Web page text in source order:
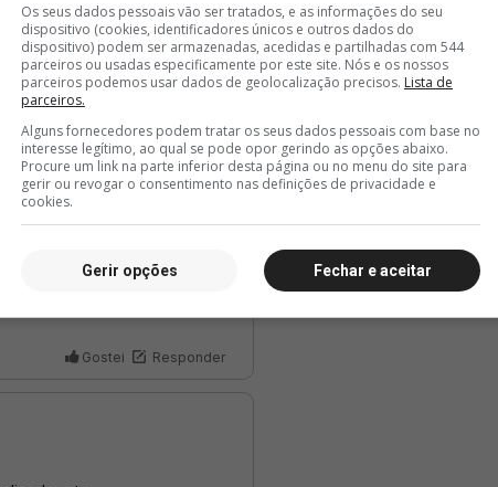
Os seus dados pessoais vão ser tratados, e as informações do seu
dispositivo (cookies, identificadores únicos e outros dados do
dispositivo) podem ser armazenadas, acedidas e partilhadas com 544
parceiros ou usadas especificamente por este site. Nós e os nossos
parceiros podemos usar dados de geolocalização precisos. Lista de
parceiros.
Alguns fornecedores podem tratar os seus dados pessoais com base no
interesse legítimo, ao qual se pode opor gerindo as opções abaixo.
Procure um link na parte inferior desta página ou no menu do site para
gerir ou revogar o consentimento nas definições de privacidade e
cookies.
Fechar e aceitar
Gerir opções